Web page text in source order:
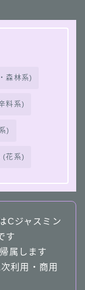
森林系)
料系)
)
(花系)
Cジャスミン
す
属します
利用・商用